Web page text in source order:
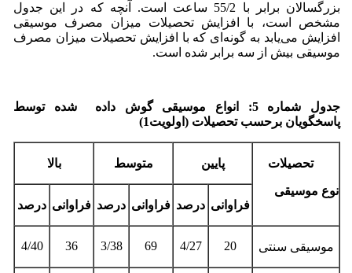
بزرگسالان برابر با 55/2 ساعت است. آنچه که در این جدول
مشخص است، با افزایش تحصیلات میزان مصرف موسیقی
افزایش می‌یابد به گونه‌ای که با افزایش تحصیلات میزان مصرف
موسیقی بیش از سه برابر شده است.
جدول شماره 5: انواع موسیقی گوش داده شده توسط
پاسخگویان برحسب تحصیلات (اولویت1)
تحصیلات
نوع موسیقی
پایین متوسط بالا
فراوانی درصد فراوانی درصد فراوانی درصد
موسیقی سنتی 20
4/27
69
3/38
36
4/40